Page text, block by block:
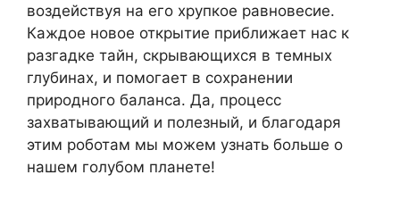
воздействуя на его хрупкое равновесие.
Каждое новое открытие приближает нас к
разгадке тайн, скрывающихся в темных
глубинах, и помогает в сохранении
природного баланса. Да, процесс
захватывающий и полезный, и благодаря
этим роботам мы можем узнать больше о
нашем голубом планете!